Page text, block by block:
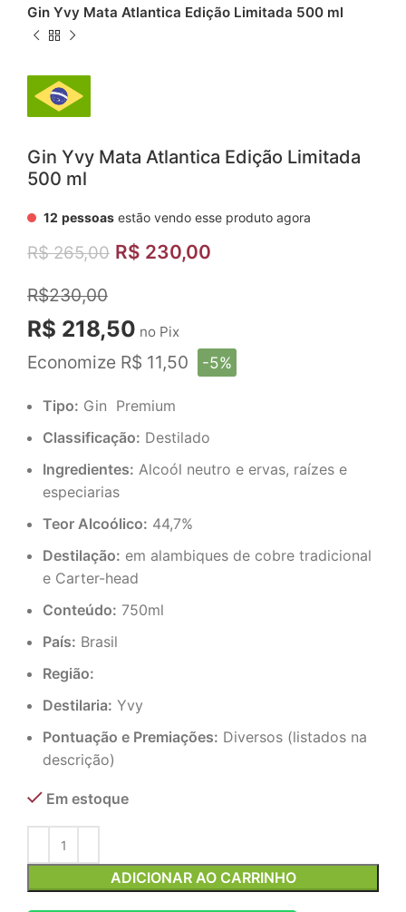
Gin Yvy Mata Atlantica Edição Limitada 500 ml
Gin Yvy Mata Atlantica Edição Limitada
500 ml
12 pessoas estão vendo esse produto agora
R$265,00 R$ 230,00
R$230,00
R$ 218,50 no Pix
Economize R$ 11,50 -5%
Tipo: Gin Premium
Classificação: Destilado
Ingredientes: Alcoól neutro e ervas, raízes e
especiarias
Teor Alcoólico: 44,7%
Destilação: em alambiques de cobre tradicional
e Carter-head
Conteúdo: 750ml
País: Brasil
Região:
Destilaria: Yvy
Pontuação e Premiações: Diversos (listados na
descrição)
Em estoque
ADICIONAR AO CARRINHO